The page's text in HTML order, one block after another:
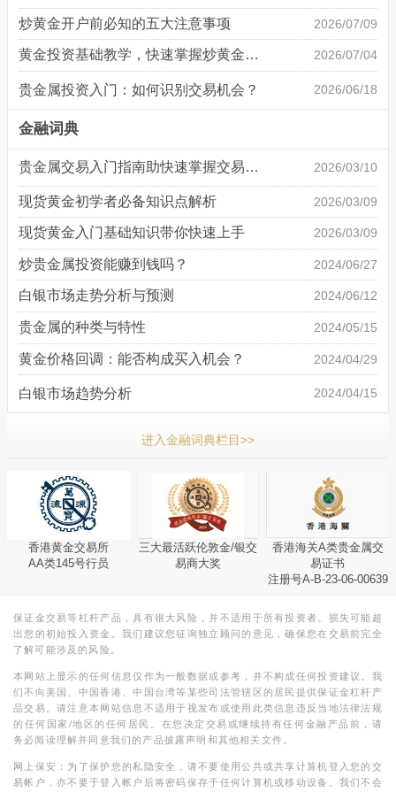
炒黄金开户前必知的五大注意事项 2026/07/09
黄金投资基础教学，快速掌握炒黄金技巧 2026/07/04
贵金属投资入门：如何识别交易机会？ 2026/06/18
金融词典
贵金属交易入门指南助快速掌握交易基础 2026/03/10
现货黄金初学者必备知识点解析 2026/03/09
现货黄金入门基础知识带你快速上手 2026/03/09
炒贵金属投资能赚到钱吗？ 2024/06/27
白银市场走势分析与预测 2024/06/12
贵金属的种类与特性 2024/05/15
黄金价格回调：能否构成买入机会？ 2024/04/29
白银市场趋势分析 2024/04/15
进入金融词典栏目>>
香港黄金交易所
AA类145号行员
三大最活跃伦敦金/银交
易商大奖
香港海关A类贵金属交
易证书
注册号A-B-23-06-00639
保证金交易等杠杆产品，具有很大风险，并不适用于所有投资者。损失可能超
出您的初始投入资金。我们建议您征询独立顾问的意见，确保您在交易前完全
了解可能涉及的风险。
本网站上显示的任何信息仅作为一般数据或参考，并不构成任何投资建议。我
们不向美国、中国香港、中国台湾等某些司法管辖区的居民提供保证金杠杆产
品交易。请注意本网站信息不适用于视发布或使用此类信息违反当地法律法规
的任何国家/地区的任何居民。在您决定交易或继续持有任何金融产品前，请
务必阅读理解并同意我们的产品披露声明和其他相关文件。
网上保安：为了保护您的私隐安全，请不要使用公共或共享计算机登入您的交
易帐户，亦不要于登入帐户后将密码保存于任何计算机或移动设备。我们不会